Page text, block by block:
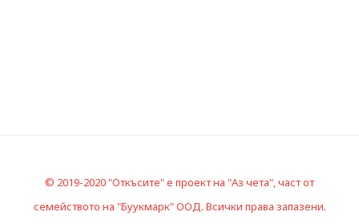
© 2019-2020 "Откъсите" е проект на "Аз чета", част от
семейството на "Буукмарк" ООД. Всички права запазени.